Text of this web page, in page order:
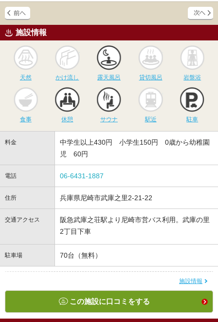
施設情報
天然
かけ流し
かけ流し
露天風呂
露天風呂
貸切風呂
貸切風呂 岩盤浴
食事 休憩
サウナ
サウナ 駅近 駐車
料金
中学生以上430円 小学生150円 0歳から幼稚園
児 60円
電話 06-6431-1887
住所 兵庫県尼崎市武庫之里2-21-22
交通アクセス
阪急武庫之荘駅より尼崎市営バス利用。武庫の里
2丁目下車
駐車場 70台（無料）
施設情報
この施設に口コミをする